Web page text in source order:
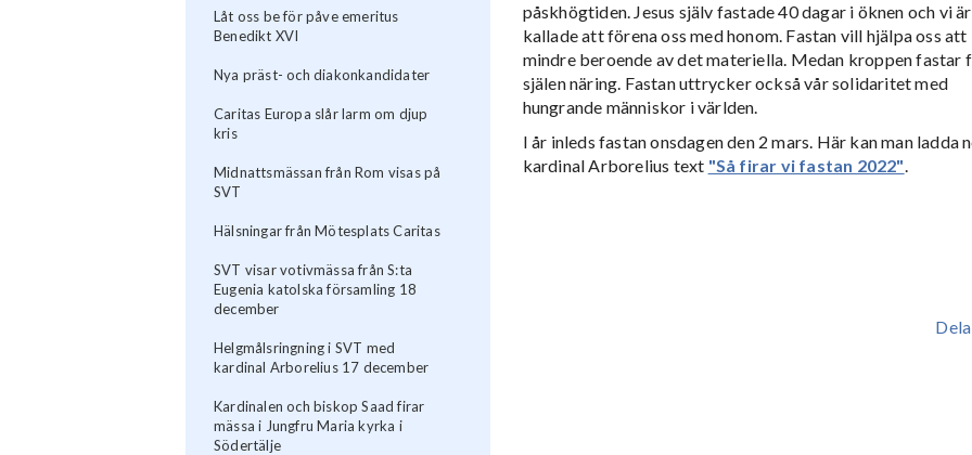
Låt oss be för påve emeritus
Benedikt XVI
Nya präst- och diakonkandidater
Caritas Europa slår larm om djup
kris
Midnattsmässan från Rom visas på
SVT
Hälsningar från Mötesplats Caritas
SVT visar votivmässa från S:ta
Eugenia katolska församling 18
december
Helgmålsringning i SVT med
kardinal Arborelius 17 december
Kardinalen och biskop Saad firar
mässa i Jungfru Maria kyrka i
Södertälje
påskhögtiden. Jesus själv fastade 40 dagar i öknen och vi är
kallade att förena oss med honom. Fastan vill hjälpa oss
mindre beroende av det materiella. Medan kroppen fastar
själen näring. Fastan uttrycker också vår solidaritet med
hungrande människor i världen.
I år inleds fastan onsdagen den 2 mars. Här kan man ladda
kardinal Arborelius text "Så firar vi fastan 2022".
Dela